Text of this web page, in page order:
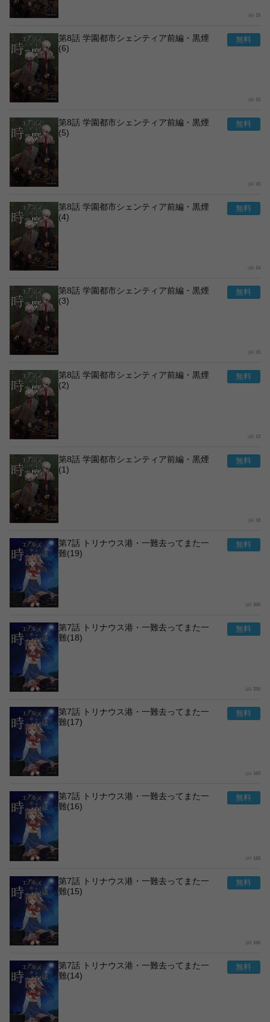
15
第8話 学園都市シェンティア前編・黒煙
(6)
15
第8話 学園都市シェンティア前編・黒煙
(5)
15
第8話 学園都市シェンティア前編・黒煙
(4)
14
第8話 学園都市シェンティア前編・黒煙
(3)
15
第8話 学園都市シェンティア前編・黒煙
(2)
13
第8話 学園都市シェンティア前編・黒煙
(1)
18
第7話 トリナウス港・一難去ってまた一
難(19)
350
第7話 トリナウス港・一難去ってまた一
難(18)
250
第7話 トリナウス港・一難去ってまた一
難(17)
160
第7話 トリナウス港・一難去ってまた一
難(16)
168
第7話 トリナウス港・一難去ってまた一
難(15)
166
第7話 トリナウス港・一難去ってまた一
難(14)